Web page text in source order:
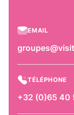
EMAIL
TÉLÉPHONE
+32 (0)65 40